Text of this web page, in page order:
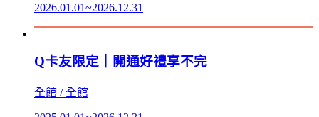
2026.01.01~2026.12.31
Q卡友限定｜開通好禮享不完
全館 / 全館